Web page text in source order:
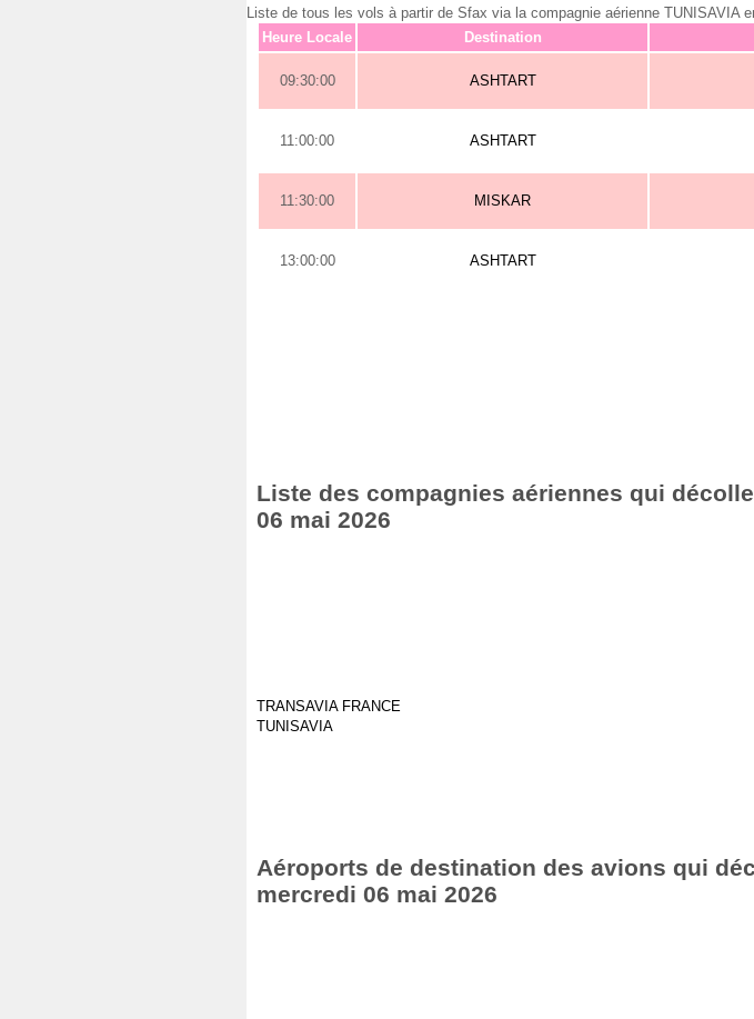
Liste de tous les vols à partir de Sfax via la compagnie aérienne TUNISAVIA
Heure Locale
Destination
09:30:00 ASHTART
11:00:00 ASHTART
11:30:00 MISKAR
13:00:00 ASHTART
Liste des compagnies aériennes qui
06 mai 2026
TRANSAVIA FRANCE
TUNISAVIA
Aéroports de destination des avions qui
mercredi 06 mai 2026